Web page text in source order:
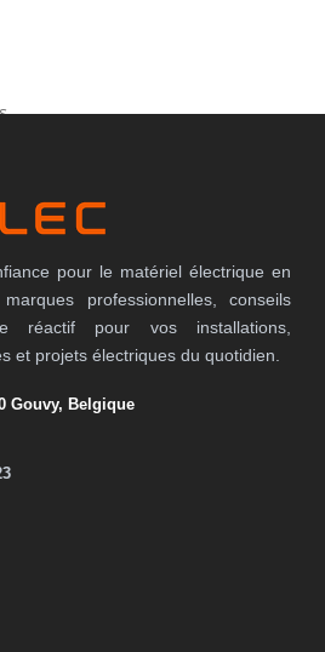
pour le matériel électrique en
professionnelles, conseils
réactif pour vos installations,
et projets électriques du quotidien.
Gouvy, Belgique